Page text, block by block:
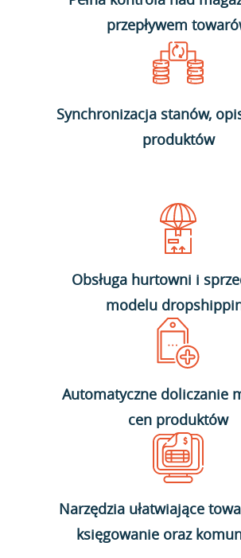
przepływem
Synchronizacja stanów,
produktów
Obsługa hurtowni i
modelu
Automatyczne doliczanie
cen produktów
Narzędzia ułatwiające
księgowanie oraz